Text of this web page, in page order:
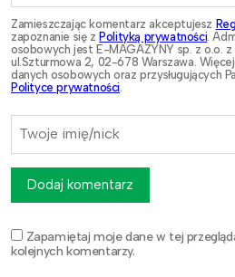
Zamieszczając komentarz akceptujesz
zapoznanie się zPolityką prywatności .
osobowych jest E-MAGAZYNY sp. z o.o.
ul.Szturmowa 2, 02-678 Warszawa.
danych osobowych oraz przysługujących
Polityce prywatności
Zapamiętaj moje dane w tej
kolejnych komentarzy.
Dodaj komentarz